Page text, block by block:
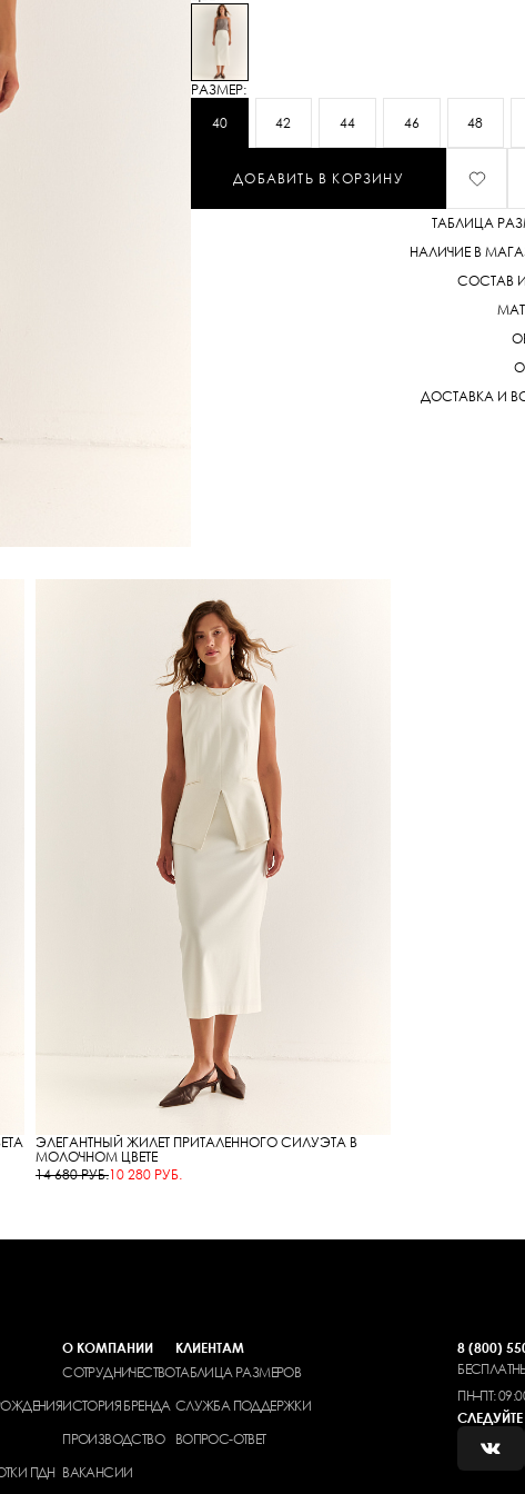
от офиса до вечернего выхода. Средняя посадка,
длина миди и выверенные пропорции создают
жилетами, блузами, рубашками и топами. Эта
основа капсульного гардероба современной
женщины. Минимум деталей — максимум
возможностей.
РАЗМЕР:
40
42 44 46 48
ДОБАВИТЬ В КОРЗИНУ
ТАБЛИЦА
НАЛИЧИЕ В
СОСТАВ
ДОСТАВКА И
ЭЛЕГАНТНЫЙ ЖИЛЕТ ПРИТАЛЕННОГО СИЛУЭТА В
МОЛОЧНОМ ЦВЕТЕ
14 680 РУБ.10 280 РУБ.
ПДН
О КОМПАНИИ
СОТРУДНИЧЕСТВО
ИСТОРИЯ БРЕНДА
ПРОИЗВОДСТВО
ВАКАНСИИ
КЛИЕНТАМ
ТАБЛИЦА РАЗМЕРОВ
СЛУЖБА ПОДДЕРЖКИ
ВОПРОС-ОТВЕТ
8 (800)
ПН–ПТ: